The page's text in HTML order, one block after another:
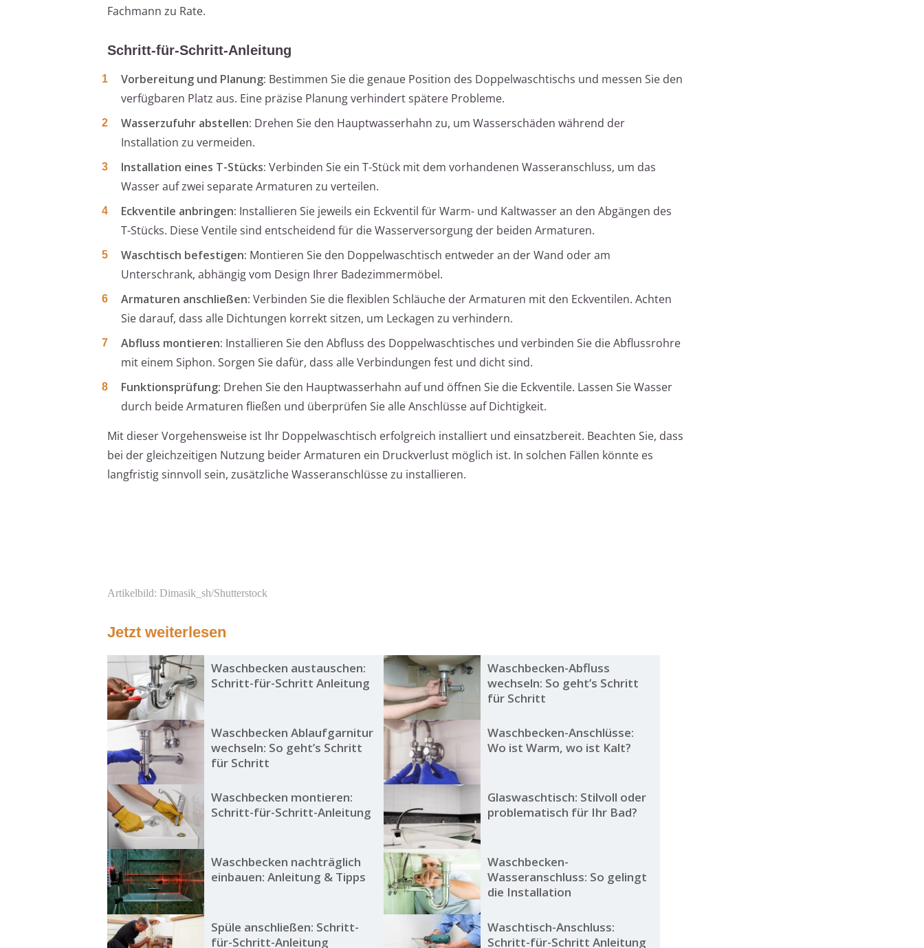
Fachmann zu Rate.
Schritt-für-Schritt-Anleitung
Vorbereitung und Planung: Bestimmen Sie die genaue Position des Doppelwaschtischs und messen Sie den
verfügbaren Platz aus. Eine präzise Planung verhindert spätere Probleme.
Wasserzufuhr abstellen: Drehen Sie den Hauptwasserhahn zu, um Wasserschäden während der
Installation zu vermeiden.
Installation eines T-Stücks: Verbinden Sie ein T-Stück mit dem vorhandenen Wasseranschluss, um das
Wasser auf zwei separate Armaturen zu verteilen.
Eckventile anbringen: Installieren Sie jeweils ein Eckventil für Warm- und Kaltwasser an den Abgängen des
T-Stücks. Diese Ventile sind entscheidend für die Wasserversorgung der beiden Armaturen.
Waschtisch befestigen: Montieren Sie den Doppelwaschtisch entweder an der Wand oder am
Unterschrank, abhängig vom Design Ihrer Badezimmermöbel.
Armaturen anschließen: Verbinden Sie die flexiblen Schläuche der Armaturen mit den Eckventilen. Achten
Sie darauf, dass alle Dichtungen korrekt sitzen, um Leckagen zu verhindern.
Abfluss montieren: Installieren Sie den Abfluss des Doppelwaschtisches und verbinden Sie die Abflussrohre
mit einem Siphon. Sorgen Sie dafür, dass alle Verbindungen fest und dicht sind.
Funktionsprüfung: Drehen Sie den Hauptwasserhahn auf und öffnen Sie die Eckventile. Lassen Sie Wasser
durch beide Armaturen fließen und überprüfen Sie alle Anschlüsse auf Dichtigkeit.
Mit dieser Vorgehensweise ist Ihr Doppelwaschtisch erfolgreich installiert und einsatzbereit. Beachten Sie, dass
bei der gleichzeitigen Nutzung beider Armaturen ein Druckverlust möglich ist. In solchen Fällen könnte es
langfristig sinnvoll sein, zusätzliche Wasseranschlüsse zu installieren.
Artikelbild: Dimasik_sh/Shutterstock
Jetzt weiterlesen
Waschbecken austauschen:
Schritt-für-Schritt Anleitung
Waschbecken-Abfluss
wechseln: So geht’s Schritt
für Schritt
Waschbecken Ablaufgarnitur
wechseln: So geht’s Schritt
für Schritt
Waschbecken-Anschlüsse:
Wo ist Warm, wo ist Kalt?
Waschbecken montieren:
Schritt-für-Schritt-Anleitung
Glaswaschtisch: Stilvoll oder
problematisch für Ihr Bad?
Waschbecken nachträglich
einbauen: Anleitung & Tipps
Waschbecken-
Wasseranschluss: So gelingt
die Installation
Spüle anschließen: Schritt-
für-Schritt-Anleitung
Waschtisch-Anschluss:
Schritt-für-Schritt Anleitung